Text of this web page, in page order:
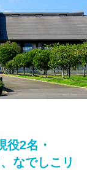
役2名・
なでしこリ